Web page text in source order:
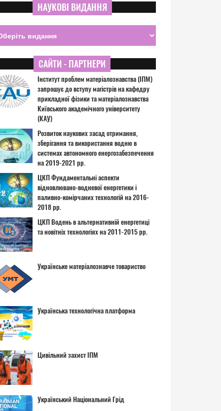
НАУКОВІ ВИДАННЯ
САЙТИ - ПАРТНЕРИ
Інститут проблем матеріалознавства (ІПМ)
запрошує до вступу магістрів на кафедру
прикладної фізики та матеріалознавства
Київського академічного університету
(КАУ)
Розвиток наукових засад отримання,
зберігання та використання водню в
системах автономного енергозабезпечення
на 2019-2021 рр.
ЦКП Фундаментальні аспекти
відновлювано-водневої енергетики і
паливно-комірчаних технологій на 2016-
2018 рр.
ЦКП Водень в альтернативній енергетиці
та новітніх технологіях на 2011-2015 рр.
Українське матеріалознавче товариство
Українська технологічна платформа
Цивільний захист ІПМ
Український Національний Грід